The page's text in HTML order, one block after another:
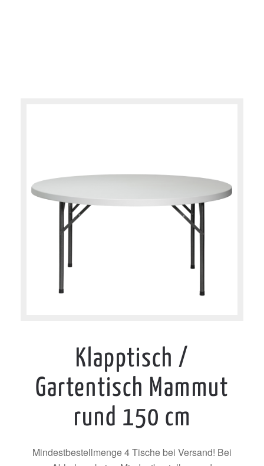
Klapptisch /
Gartentisch Mammut
rund 150 cm
Mindestbestellmenge 4 Tische bei Versand! Bei